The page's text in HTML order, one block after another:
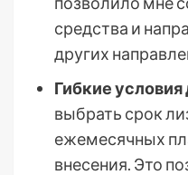
средства и
других
Гибкие условия
выбрать срок
ежемесячных
внесения. Это